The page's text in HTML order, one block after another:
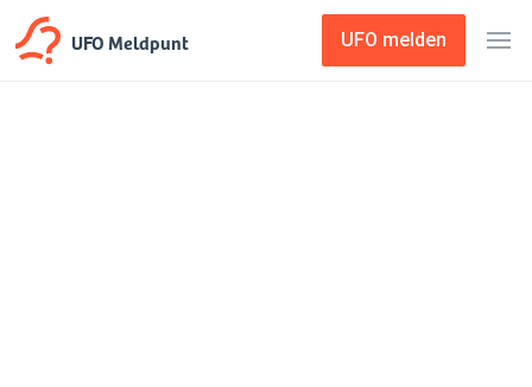
UFO Meldpunt UFO melden